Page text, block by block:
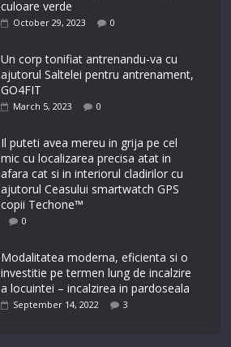
culoare verde
October 29, 2023 0
Un corp tonifiat antrenandu-va cu
ajutorul Saltelei pentru antrenament,
GO4FIT
March 5, 2023 0
Il puteti avea mereu in grija pe cel
mic cu localizarea precisa atat in
afara cat si in interiorul cladirilor cu
ajutorul Ceasului smartwatch GPS
copii Techone™
0
Modalitatea moderna, eficienta si o
investitie pe termen lung de incalzire
a locuintei – incalzirea in pardoseala
September 14, 2022 3